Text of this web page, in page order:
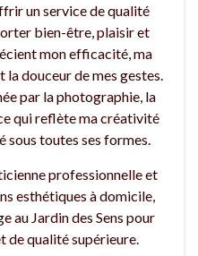
un service de qualité
bien-être, plaisir et
mon efficacité, ma
douceur de mes gestes.
par la photographie, la
qui reflète ma créativité
sous toutes ses formes.
professionnelle et
esthétiques à domicile,
au Jardin des Sens pour
de qualité supérieure.